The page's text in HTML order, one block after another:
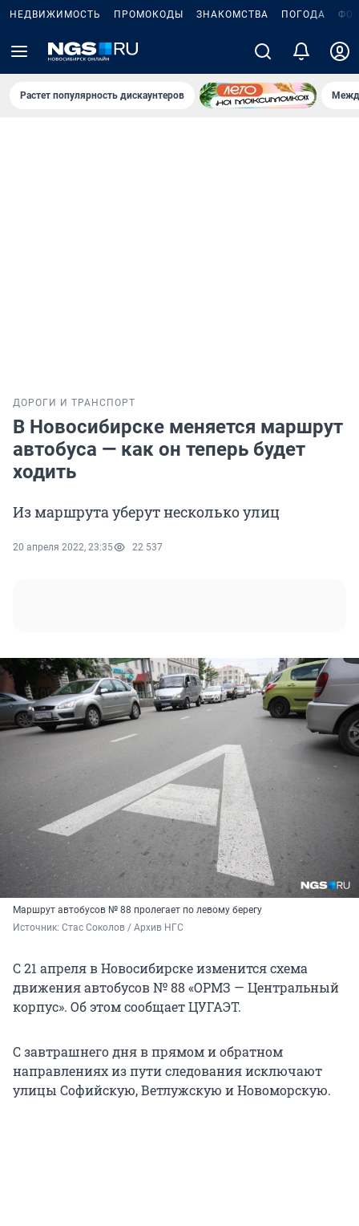
НЕДВИЖИМОСТЬ ПРОМОКОДЫ ЗНАКОМСТВА ПОГОДА
Растет популярность дискаунтеров
ДОРОГИ И ТРАНСПОРТ
В Новосибирске меняется маршрут
автобуса — как он теперь будет
ходить
Из маршрута уберут несколько улиц
20 апреля 2022, 23:35 22 537
Маршрут автобусов № 88 пролегает по левому берегу
Источник: Стас Соколов / Архив НГС
С 21 апреля в Новосибирске изменится схема
движения автобусов № 88 «ОРМЗ — Центральный
корпус». Об этом сообщает ЦУГАЭТ.
С завтрашнего дня в прямом и обратном
направлениях из пути следования исключают
улицы Софийскую, Ветлужскую и Новоморскую.